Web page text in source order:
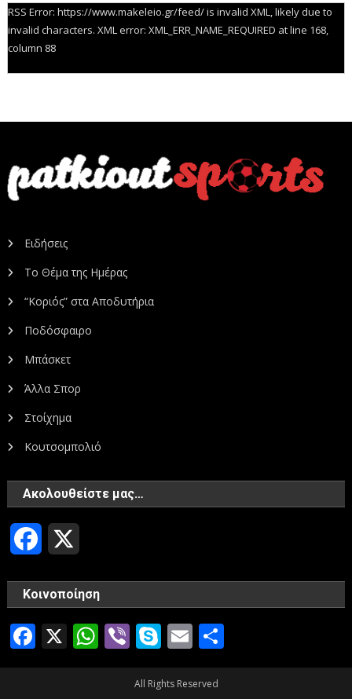
RSS Error: https://www.makeleio.gr/feed/ is invalid XML, likely due to
invalid characters. XML error: XML_ERR_NAME_REQUIRED at line 168,
column 88
Ειδήσεις
Το Θέμα της Ημέρας
“Κοριός” στα Αποδυτήρια
Ποδόσφαιρο
Μπάσκετ
Άλλα Σπορ
Στοίχημα
Κουτσομπολιό
Ακολουθείστε μας…
Facebook
Κοινοποίηση
Facebook
X WhatsApp
ViberSkype
Email
All Rights Reserved